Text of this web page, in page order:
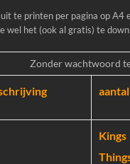
te printen per pagina op A4
wel het (ook al gratis) te
Zonder wachtwoord
Kings